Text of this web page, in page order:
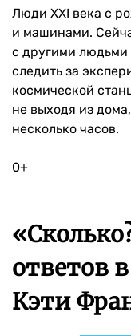
Люди XXI века с
и машинами.
с другими людьми
следить за
космической
не выходя из
несколько часов.
0+
ответов
Кэти